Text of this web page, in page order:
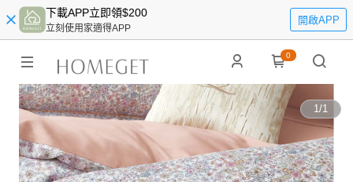
下載APP立即領$200
立刻使用家適得APP
開啟APP
0
1/1